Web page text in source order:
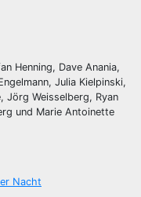
Henning, Dave Anania,
Julia Kielpinski,
Jörg Weisselberg, Ryan
und Marie Antoinette
Nacht